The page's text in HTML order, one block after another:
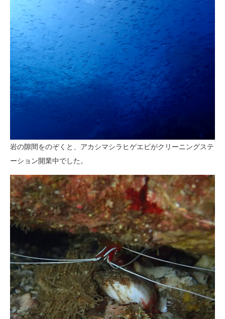
岩の隙間をのぞくと、アカシマシラヒゲエビがクリーニングステ
ーション開業中でした。